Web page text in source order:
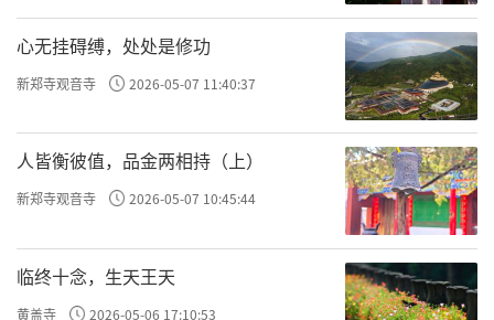
明代的石碑记载∶「慈胜寺，温之古刹
地，肇自五代，历宋、元，．．．入国朝香火
始盛。宫殿森然，其大雄藏尤为奇绝．．」清
乾隆十九年的《重修延寿殿毗庐殿碑记》则云
∶「邑（温县）西四十里大吴村，寺名慈胜，
规模宏大，殿宇深广，前天王金刚，中大雄
殿，後毗庐，其最後曰延寿殿。晋天福二年奉
敕创建，嗣後，郑王一修於弘治，庐江王再修
於万历．．」这则碑记让我们知道，古代的慈
心无挂碍缚，处处是修功
新郑寺观音寺 2026-05-07 11:40:37
人皆衡彼值，品金两相持（上）
新郑寺观音寺 2026-05-07 10:45:44
临终十念，生天王天
黄盖寺 2026-05-06 17:10:53